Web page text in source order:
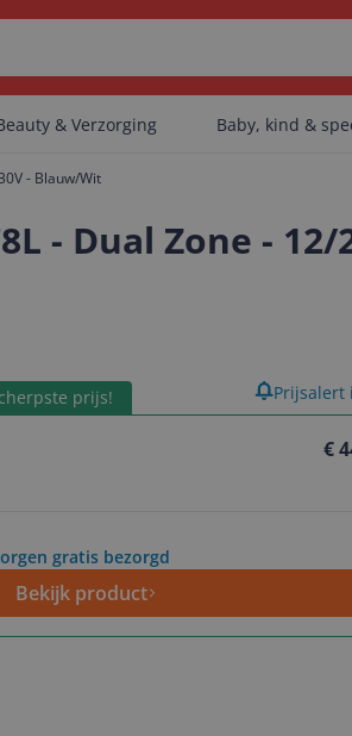
categorieën gevonden.
artikelen gevonden.
& Verzorging Baby, kind &
- Blauw/Wit
- Dual Zone -
prijs!
€
gratis bezorgd
Bekijk product
Prijsalert